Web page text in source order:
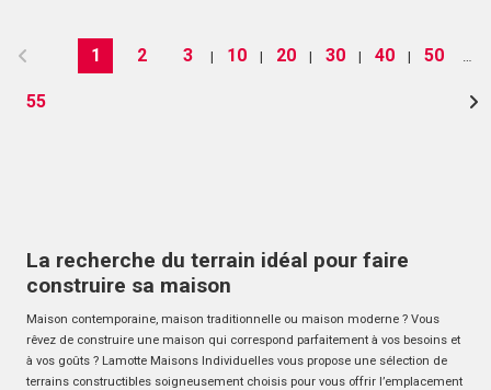
1 2 3 | 10 | 20 | 30 | 40 | 50
55
La recherche du terrain idéal pour faire
construire sa maison
Maison contemporaine, maison traditionnelle ou maison moderne ? Vous
rêvez de construire une maison qui correspond parfaitement à vos besoins et
à vos goûts ? Lamotte Maisons Individuelles vous propose une sélection de
terrains constructibles soigneusement choisis pour vous offrir l’emplacement